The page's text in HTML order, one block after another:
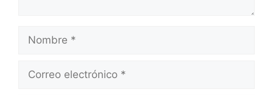
Nombre
Correo